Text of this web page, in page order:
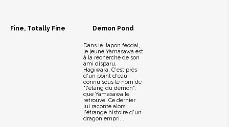
Fine, Totally Fine Demon Pond
Dans le Japon féodal,
le jeune Yamasawa est
à la recherche de son
ami disparu,
Hagiwara. C'est près
d'un point d'eau,
connu sous le nom de
"l'étang du démon",
que Yamasawa le
retrouve. Ce dernier
lui raconte alors
l'étrange histoire d'un
dragon empri...